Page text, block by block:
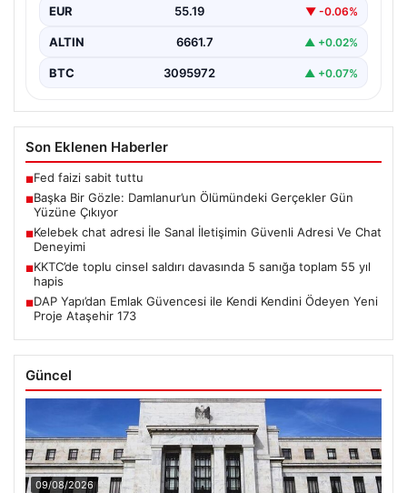
başladı.…
EUR 55.19 ▼ -0.06%
ALTIN 6661.7 ▲ +0.02%
BTC 3095972 ▲ +0.07%
Son Eklenen Haberler
■Fed faizi sabit tuttu
■Başka Bir Gözle: Damlanur’un Ölümündeki Gerçekler Gün
Yüzüne Çıkıyor
■Kelebek chat adresi İle Sanal İletişimin Güvenli Adresi Ve Chat
Deneyimi
■KKTC’de toplu cinsel saldırı davasında 5 sanığa toplam 55 yıl
hapis
■DAP Yapı’dan Emlak Güvencesi ile Kendi Kendini Ödeyen Yeni
Proje Ataşehir 173
Güncel
09/08/2026